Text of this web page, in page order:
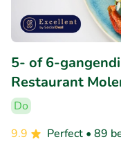
5- of 6-
Restaurant
Do
9.9
Perfect • 89